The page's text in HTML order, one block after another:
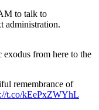
to talk to
administration.
exodus from here to the
remembrance of
t.co/kEePxZWYhL